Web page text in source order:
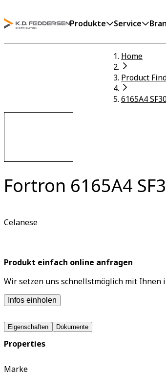
Produkte Service
Home
Product
6165A4
Fortron 6165A4
Celanese
Produkt einfach online anfragen
Wir setzen uns schnellstmöglich mit Ihnen
Infos einholen
Eigenschaften Dokumente
Properties
Marke